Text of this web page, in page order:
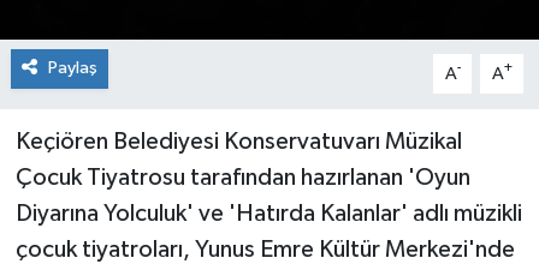
Paylaş A- A+
Keçiören Belediyesi Konservatuvarı Müzikal
Çocuk Tiyatrosu tarafından hazırlanan 'Oyun
Diyarına Yolculuk' ve 'Hatırda Kalanlar' adlı müzikli
çocuk tiyatroları, Yunus Emre Kültür Merkezi'nde